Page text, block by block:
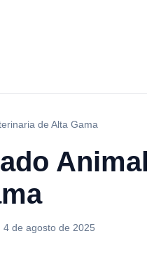
de Alta Gama
4 de agosto de 2025